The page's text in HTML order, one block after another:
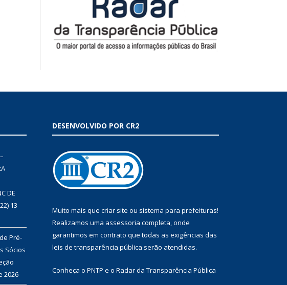
DE
13
Pré-
Sócios
2026
DESENVOLVIDO POR CR2
Muito mais que criar site ou sistema para prefeituras!
Realizamos uma assessoria completa, onde
garantimos em contrato que todas as exigências das
leis de transparência pública serão atendidas.
Conheça o PNTP e o Radar da Transparência Pública